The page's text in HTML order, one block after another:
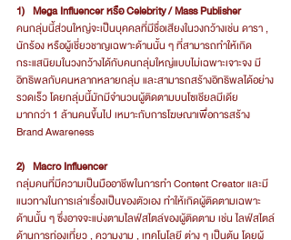
1)   Mega Influencer หรือ Celebrity / Mass Publisher
คนกลุ่มนี้ส่วนใหญ่จะเป็นบุคคลที่มีชื่อเสียงในวงกว้างเช่น ดารา ,
นักร้อง หรือผู้เชี่ยวชาญเฉพาะด้านนั้น ๆ ที่สามารถทำให้เกิด
กระแสนิยมในวงกว้างได้กับคนกลุ่มใหญ่แบบไม่เฉพาะเจาะจง มี
อิทธิพลกับคนหลากหลายกลุ่ม และสามารถสร้างอิทธิพลได้อย่าง
รวดเร็ว โดยกลุ่มนี้มักมีจำนวนผู้ติดตามบนโซเชียลมีเดีย
มากกว่า 1 ล้านคนขึ้นไป เหมาะกับการโฆษณาเพื่อการสร้าง
Brand Awareness
2)   Macro Influencer
กลุ่มคนที่มีความเป็นมืออาชีพในการทำ Content Creator และมี
แนวทางในการเล่าเรื่องเป็นของตัวเอง ทำให้เกิดผู้ติดตามเฉพาะ
ด้านนั้น ๆ ซึ่งอาจจะแบ่งตามไลฟ์สไตล์ของผู้ติดตาม เช่น ไลฟ์สไตล์
ด้านการท่องเที่ยว , ความงาม , เทคโนโลยี ต่าง ๆ เป็นต้น โดยผู้